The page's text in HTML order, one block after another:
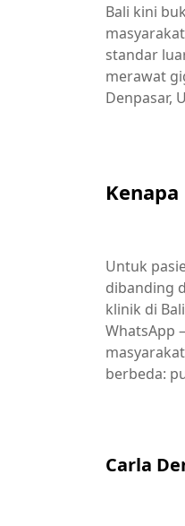
Bali kini
standar
merawat
Denpasar,
Untuk
dibanding
klinik di
WhatsApp
berbeda:
Carla